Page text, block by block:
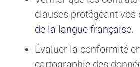
clauses protégeant vos
de la langue française.
Évaluer la conformité
cartographie des